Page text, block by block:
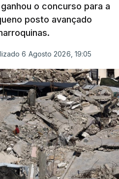
o concurso para a
posto avançado
6 Agosto 2026, 19:05